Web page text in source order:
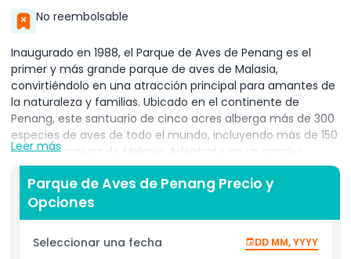
No reembolsable
Inaugurado en 1988, el Parque de Aves de Penang es el
primer y más grande parque de aves de Malasia,
convirtiéndolo en una atracción principal para amantes de
la naturaleza y familias. Ubicado en el continente de
Penang, este santuario de cinco acres alberga más de 300
especies de aves de todo el mundo, incluyendo más de 150
especies nativas de Malasia. Adéntrate en un paraíso
tropical exuberante lleno de aves coloridas como cálaos,
flamencos, pelícanos, cisnes y muchas más. Los visitantes
pueden disfrutar de sesiones diarias de alimentación y
emocionantes espectáculos de aves, ofreciendo una
mirada cercana a estas fascinantes criaturas en acción.
Cada zona del parque está bellamente ajardinada con
Leer más
Parque de Aves de Penang Precio y
Opciones
Seleccionar una fecha DD MM, YYYY